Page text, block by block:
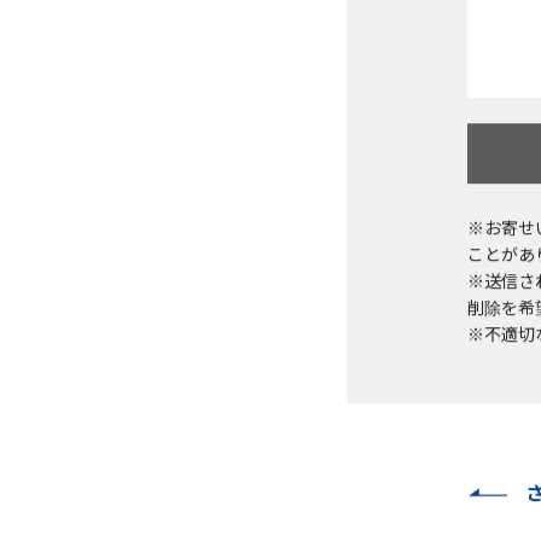
※お寄せ
ことがあ
※送信さ
削除を希
※不適切